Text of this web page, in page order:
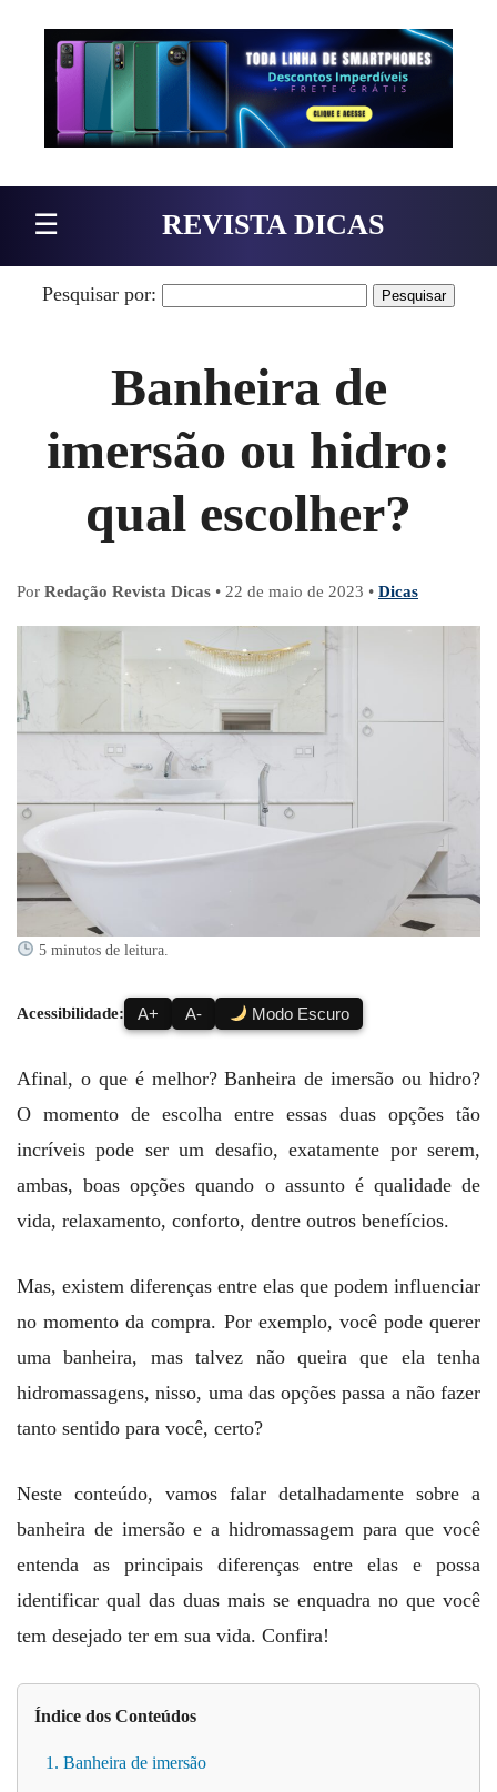
Pular para o conteúdo
☰ REVISTA DICAS
Pesquisar por:
Banheira de
imersão ou hidro:
qual escolher?
Por Redação Revista Dicas • 22 de maio de 2023 • Dicas
5 minutos de leitura.
Acessibilidade: A+ A- Modo Escuro
Afinal, o que é melhor? Banheira de imersão ou hidro?
O momento de escolha entre essas duas opções tão
incríveis pode ser um desafio, exatamente por serem,
ambas, boas opções quando o assunto é qualidade de
vida, relaxamento, conforto, dentre outros benefícios.
Mas, existem diferenças entre elas que podem influenciar
no momento da compra. Por exemplo, você pode querer
uma banheira, mas talvez não queira que ela tenha
hidromassagens, nisso, uma das opções passa a não fazer
tanto sentido para você, certo?
Neste conteúdo, vamos falar detalhadamente sobre a
banheira de imersão e a hidromassagem para que você
entenda as principais diferenças entre elas e possa
identificar qual das duas mais se enquadra no que você
tem desejado ter em sua vida. Confira!
Índice dos Conteúdos
1. Banheira de imersão